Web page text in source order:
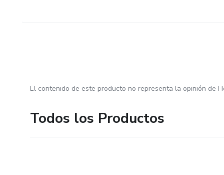
El contenido de este producto no representa la opinión de
Todos los Productos